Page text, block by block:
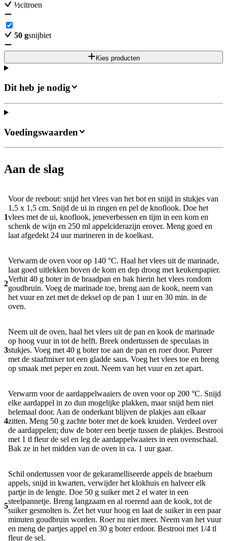
½citroen
50 gsnijbiet
Kies producten
Dit heb je nodig
Aan de slag
1
Voor de reebout: snijd het vlees van het bot en snijd in stukjes van
1,5 x 1,5 cm. Snijd de ui in ringen en pel de knoflook. Doe het
vlees met de ui, knoflook, jeneverbessen en tijm in een kom en
schenk de wijn en 250 ml appelciderazijn erover. Meng goed en
laat afgedekt 24 uur marineren in de koelkast.
2
Verwarm de oven voor op 140 °C. Haal het vlees uit de marinade,
laat goed uitlekken boven de kom en dep droog met keukenpapier.
Verhit 40 g boter in de braadpan en bak hierin het vlees rondom
goudbruin. Voeg de marinade toe, breng aan de kook, neem van
het vuur en zet met de deksel op de pan 1 uur en 30 min. in de
oven.
3
Neem uit de oven, haal het vlees uit de pan en kook de marinade
op hoog vuur in tot de helft. Breek ondertussen de speculaas in
stukjes. Voeg met 40 g boter toe aan de pan en roer door. Pureer
met de staafmixer tot een gladde saus. Voeg het vlees toe en breng
op smaak met peper en zout. Neem van het vuur en zet apart.
4
Verwarm voor de aardappelwaaiers de oven voor op 200 °C. Snijd
elke aardappel in zo dun mogelijke plakken, maar snijd hem niet
helemaal door. Aan de onderkant blijven de plakjes aan elkaar
zitten. Meng 50 g zachte boter met de koek­ kruiden. Verdeel over
de aardappelen; duw de boter een beetje tussen de plakjes. Bestrooi
met 1 tl fleur de sel en leg de aardappelwaaiers in een ovenschaal.
Bak ze in het midden van de oven in ca. 1 uur gaar.
5
Schil ondertussen voor de gekaramelliseerde appels de braeburn
appels, snijd in kwarten, verwijder het klok­huis en halveer elk
partje in de lengte. Doe 50 g suiker met 2 el water in een
steelpannetje. Breng langzaam en al roerend aan de kook, tot de
suiker gesmolten is. Zet het vuur hoog en laat de suiker in een paar
minuten goudbruin worden. Roer nu niet meer. Neem van het vuur
en meng de partjes appel en 30 g boter erdoor. Bestrooi met 1/4 tl
fleur de sel.
Voedingswaarden